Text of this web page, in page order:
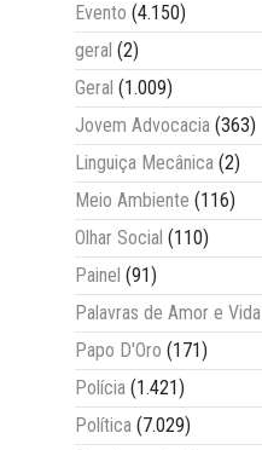
Evento (4.150)
geral (2)
Geral (1.009)
Jovem Advocacia (363)
Linguiça Mecânica (2)
Meio Ambiente (116)
Olhar Social (110)
Painel (91)
Palavras de Amor e Vida
Papo D'Oro (171)
Polícia (1.421)
Política (7.029)